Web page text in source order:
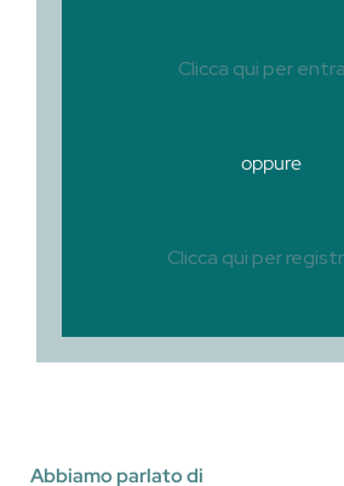
Clicca qui per
oppure
Clicca qui per
Abbiamo parlato di